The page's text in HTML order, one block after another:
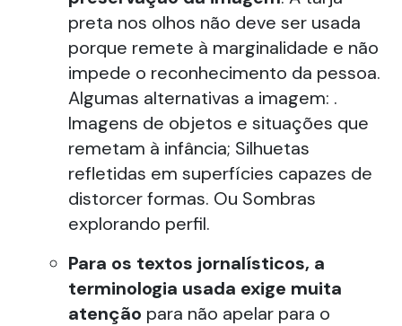
preta nos olhos não deve ser usada
porque remete à marginalidade e não
impede o reconhecimento da pessoa.
Algumas alternativas a imagem: .
Imagens de objetos e situações que
remetam à infância; Silhuetas
refletidas em superfícies capazes de
distorcer formas. Ou Sombras
explorando perfil.
Para os textos jornalísticos, a
terminologia usada exige muita
atenção para não apelar para o